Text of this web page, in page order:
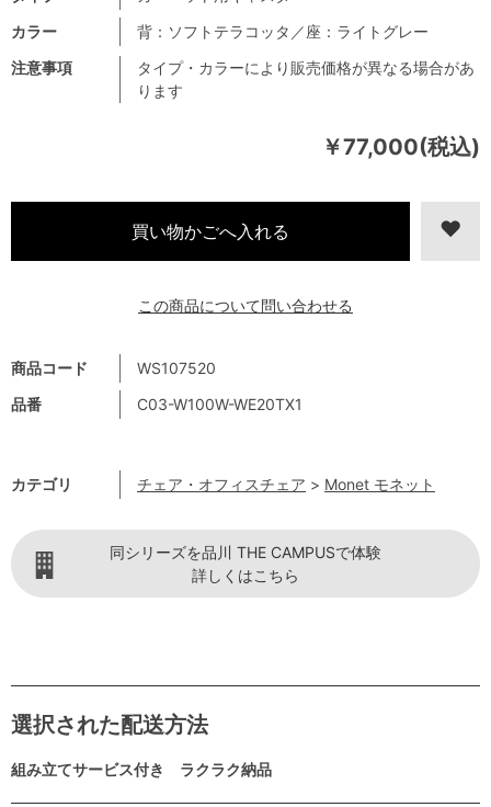
￥77,000(税込)
商品コード
WS107520
品番
C03-W100W-WE20TX1
カテゴリ チェア・オフィスチェア > Monet モネット
注意事項
タイプ・カラーにより販売価格が異なる場合があ
ります
カラー
背：ソフトテラコッタ／座：ライトグレー
この商品について問い合わせる
同シリーズを品川 THE CAMPUSで体験
詳しくはこちら
選択された配送方法
組み立てサービス付き ラクラク納品